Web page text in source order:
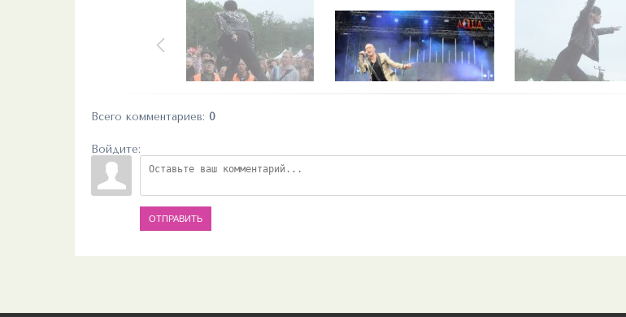
Всего комментариев: 0
Войдите:
ОТПРАВИТЬ